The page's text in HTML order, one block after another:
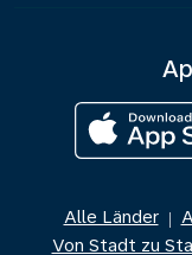
Alle Länder |
Von Stadt zu